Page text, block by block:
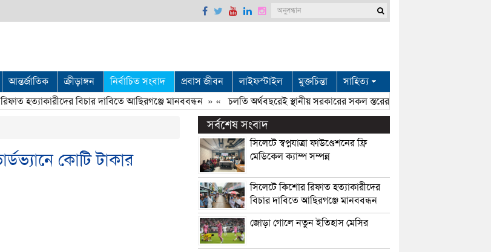
আন্তর্জাতিক ক্রীড়াঙ্গন নির্বাচিত সংবাদ প্রবাস জীবন লাইফস্টাইল মুক্তচিন্তা সাহিত্য
হত্যাকারীদের বিচার দাবিতে আছিরগঞ্জে মানববন্ধন» « চলতি অর্থবছরেই স্থানীয় সরকারের সকল স্তরের নির্বাচন: সিলেটে প্রতিমন্ত্রী
কোটি টাকার
সর্বশেষ সংবাদ
সিলেটে স্বপ্নযাত্রা ফাউণ্ডেশনের ফ্রি
মেডিকেল ক্যাম্প সম্পন্ন
সিলেটে কিশোর রিফাত হত্যাকারীদের
বিচার দাবিতে আছিরগঞ্জে মানববন্ধন
জোড়া গোলে নতুন ইতিহাস মেসির